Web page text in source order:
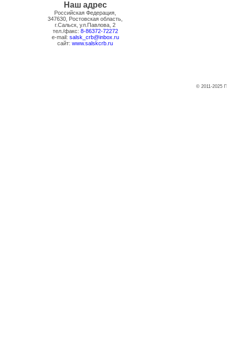
Наш адрес
Российская Федерация,
347630, Ростовская область,
г.Сальск, ул.Павлова, 2
тел./факс: 8-86372-72272
e-mail: salsk_crb@inbox.ru
сайт: www.salskcrb.ru
© 2011-2025